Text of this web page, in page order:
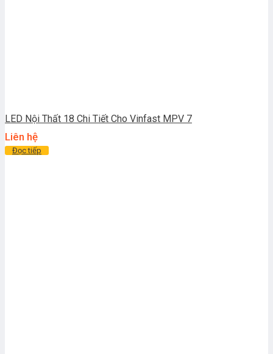
LED Nội Thất 18 Chi Tiết Cho Vinfast MPV 7
Liên hệ
Đọc tiếp